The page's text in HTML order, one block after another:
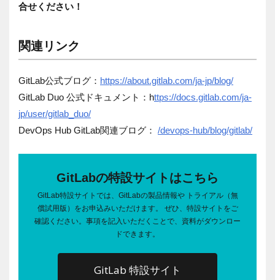
合せください！
関連リンク
GitLab公式ブログ： https://about.gitlab.com/ja-jp/blog/
GitLab Duo 公式ドキュメント：https://docs.gitlab.com/ja-
jp/user/gitlab_duo/
DevOps Hub GitLab関連ブログ： /devops-hub/blog/gitlab/
GitLabの特設サイトはこちら
GitLab特設サイトでは、GitLabの製品情報や トライアル（無
償試用版）をお申込みいただけます。 ぜひ、特設サイトをご
確認ください。事項を記入いただくことで、資料がダウンロー
ドできます。
GitLab 特設サイト